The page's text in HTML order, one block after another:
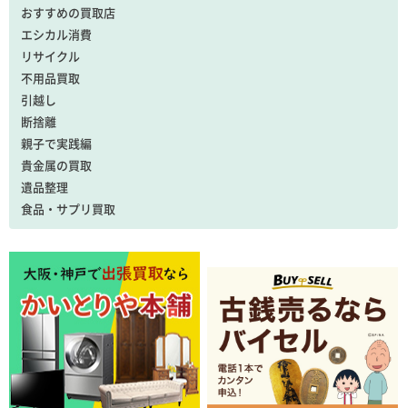
おすすめの買取店
エシカル消費
リサイクル
不用品買取
引越し
断捨離
親子で実践編
貴金属の買取
遺品整理
食品・サプリ買取